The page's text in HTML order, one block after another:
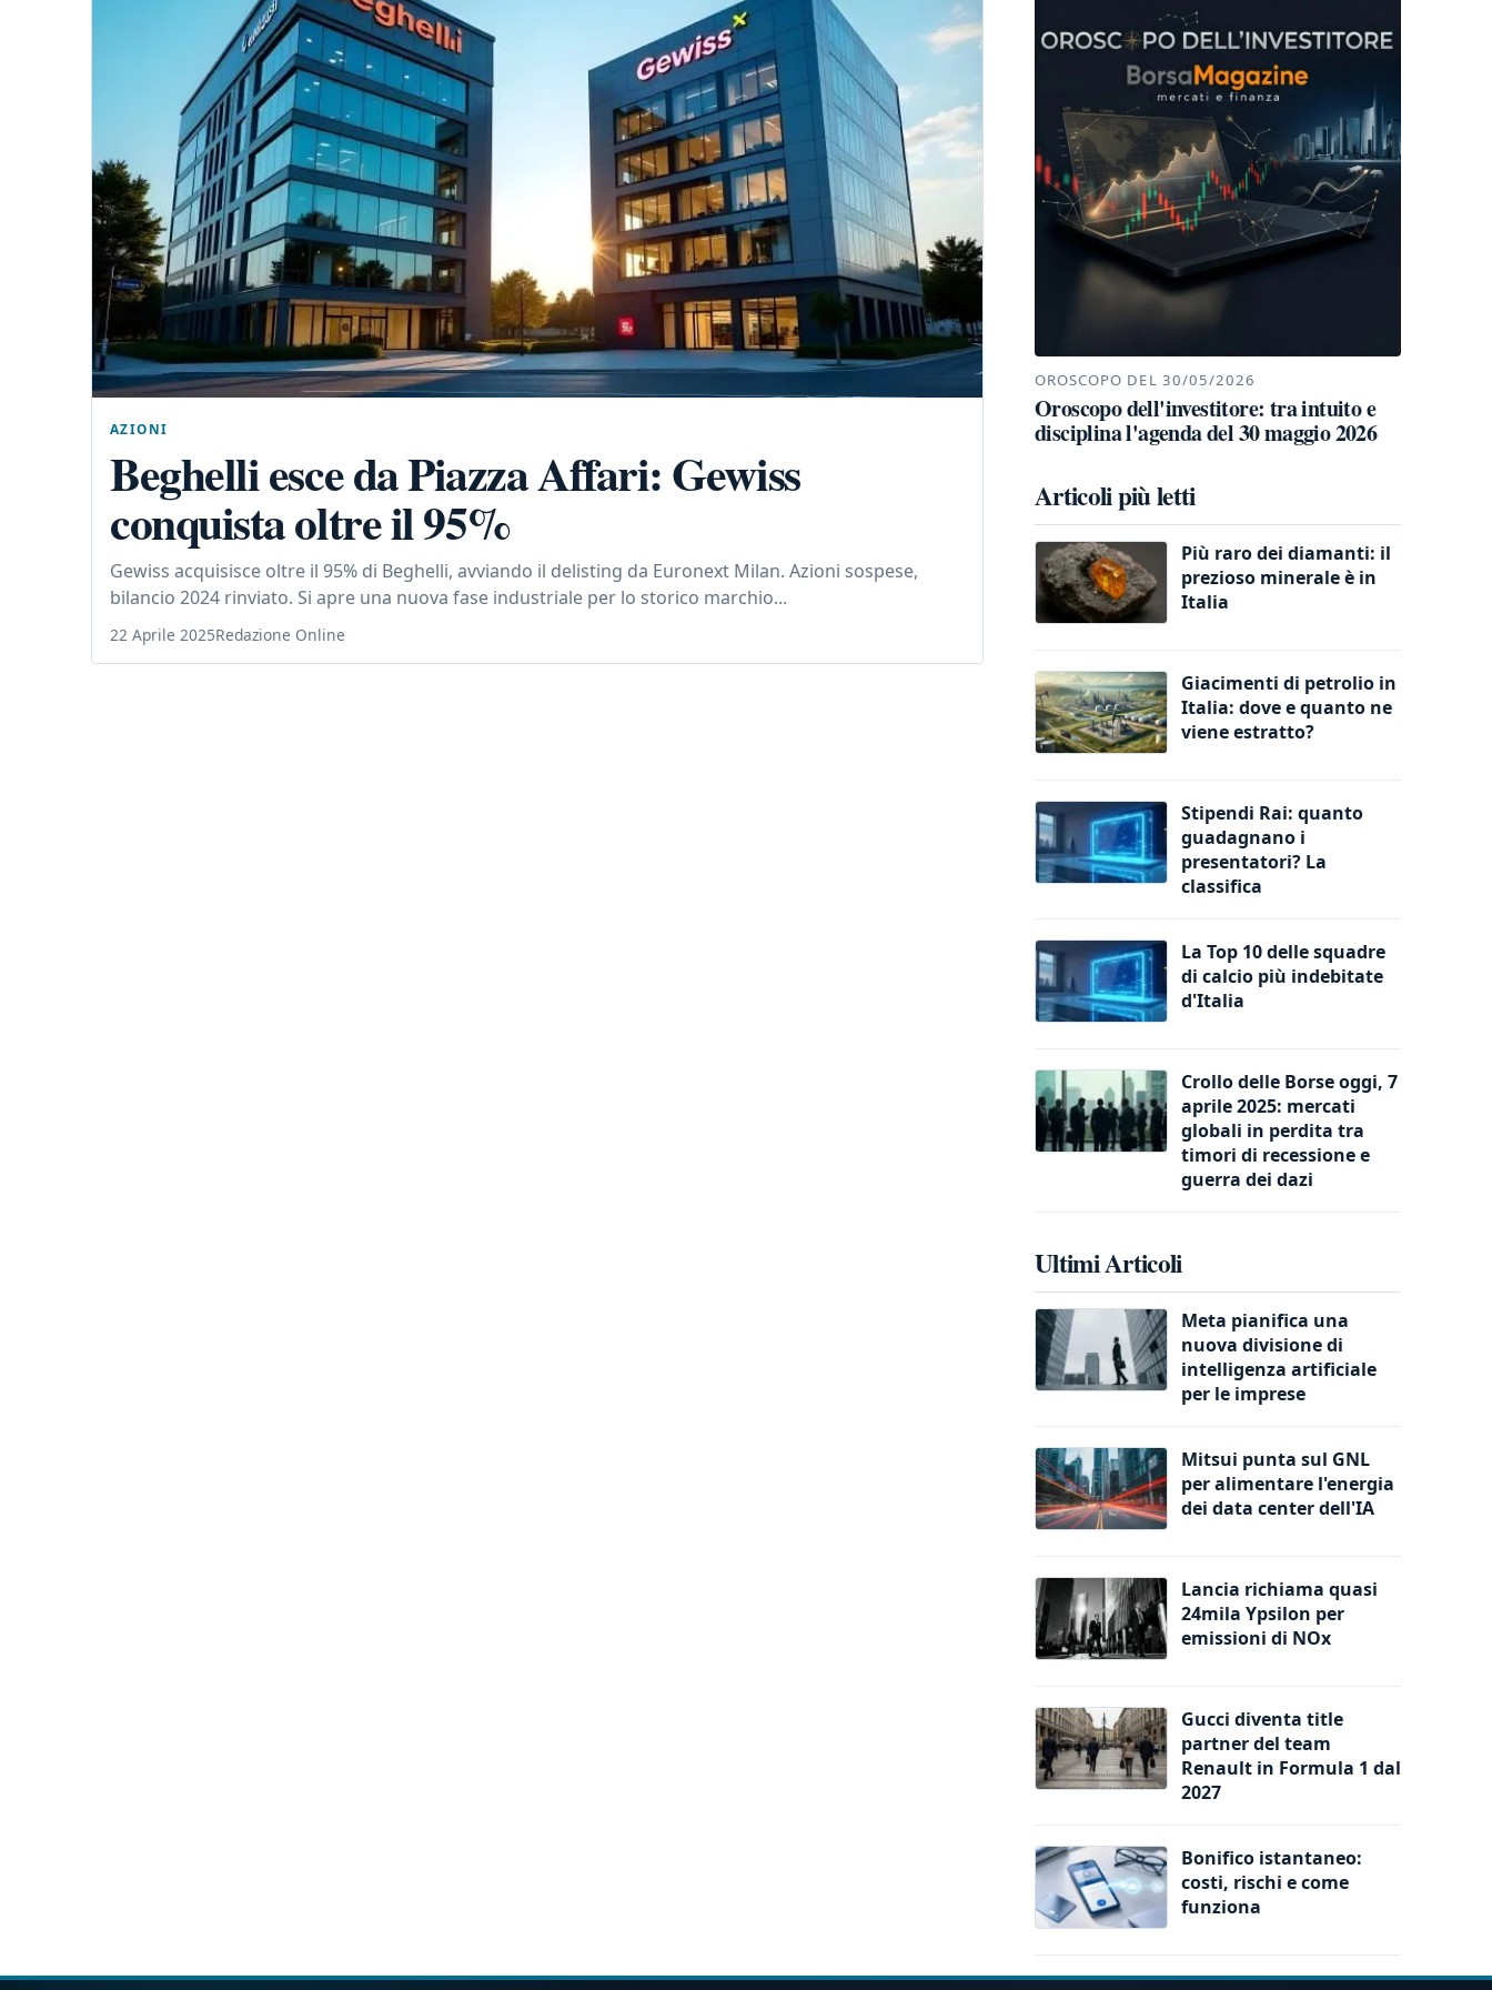
AZIONI
Beghelli esce da Piazza Affari: Gewiss
conquista oltre il 95%
Gewiss acquisisce oltre il 95% di Beghelli, avviando il delisting da Euronext Milan. Azioni sospese,
bilancio 2024 rinviato. Si apre una nuova fase industriale per lo storico marchio...
22 Aprile 2025Redazione Online
OROSCOPO DEL 30/05/2026
Oroscopo dell'investitore: tra intuito e
disciplina l'agenda del 30 maggio 2026
Articoli più letti
Più raro dei diamanti: il
prezioso minerale è in
Italia
Giacimenti di petrolio in
Italia: dove e quanto ne
viene estratto?
Stipendi Rai: quanto
guadagnano i
presentatori? La
classifica
La Top 10 delle squadre
di calcio più indebitate
d'Italia
Crollo delle Borse oggi, 7
aprile 2025: mercati
globali in perdita tra
timori di recessione e
guerra dei dazi
Ultimi Articoli
Meta pianifica una
nuova divisione di
intelligenza artificiale
per le imprese
Mitsui punta sul GNL
per alimentare l'energia
dei data center dell'IA
Lancia richiama quasi
24mila Ypsilon per
emissioni di NOx
Gucci diventa title
partner del team
Renault in Formula 1 dal
2027
Bonifico istantaneo:
costi, rischi e come
funziona